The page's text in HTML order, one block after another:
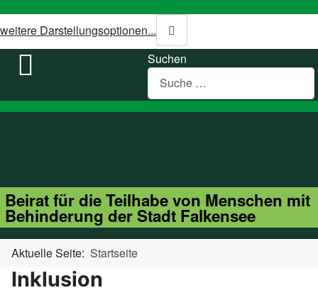
weitere Darstellungsoptionen...
Suchen
Beirat für die Teilhabe von Menschen mit
Behinderung der Stadt Falkensee
Aktuelle Seite: Startseite
Inklusion